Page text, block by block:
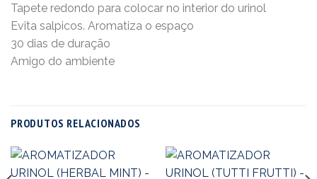
Tapete redondo para colocar no interior do urinol
Evita salpicos. Aromatiza o espaço
30 dias de duração
Amigo do ambiente
PRODUTOS RELACIONADOS